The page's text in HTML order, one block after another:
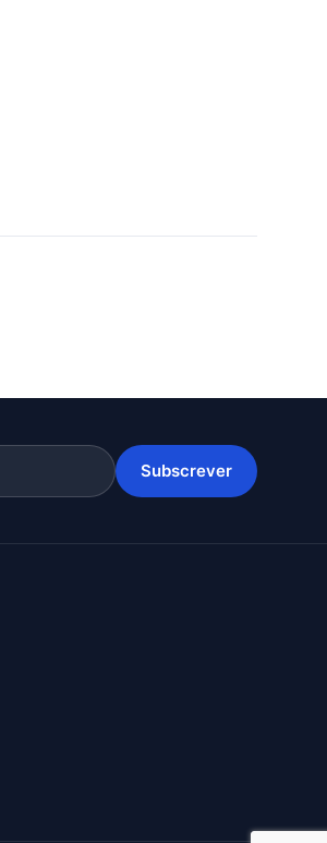
Subscrever